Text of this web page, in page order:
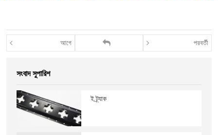
আগে পরবর্তী
সংবাদ সুপারিশ
ই ট্র্যাক